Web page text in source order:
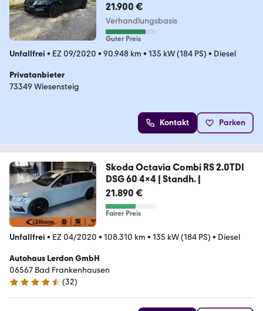
21.900 €
Verhandlungsbasis
Guter Preis
Unfallfrei • EZ 09/2020 • 90.948 km • 135 kW (184 PS) • Diesel
Privatanbieter
73349 Wiesensteig
Kontakt Parken
Skoda Octavia Combi RS 2.0TDI
DSG 60 4x4 | Standh. |
21.890 €
Fairer Preis
Unfallfrei • EZ 04/2020 • 108.310 km • 135 kW (184 PS) • Diesel
Autohaus Lerdon GmbH
06567 Bad Frankenhausen
4.3 Sterne
(32)